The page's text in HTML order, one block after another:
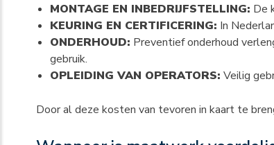
MONTAGE EN INBEDRIJFSTELLING: De
KEURING EN CERTIFICERING: In
ONDERHOUD: Preventief onderhoud
gebruik.
OPLEIDING VAN OPERATORS: Veilig
Door al deze kosten van tevoren in kaart te